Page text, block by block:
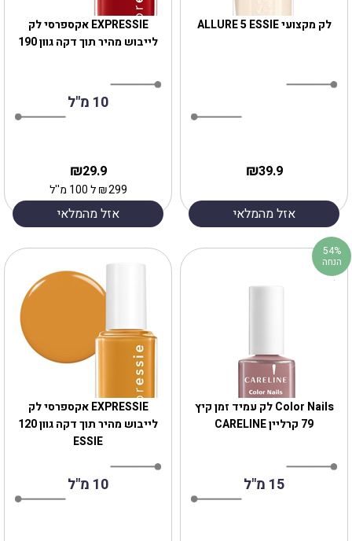
EXPRESSIE אקספרסי לק
לייבוש מהיר תוך דקה גוון 190
10 מ"ל
29.9
₪
299
₪ל 100 מ''ל
אזל מהמלאי
לק מקצועי ALLURE 5 ESSIE
39.9
₪
אזל מהמלאי
EXPRESSIE אקספרסי לק
לייבוש מהיר תוך דקה גוון 120
ESSIE
10 מ"ל
Color Nails לק עמיד זמן קיץ
79 קרליין CARELINE
15 מ"ל
54%
הנחה